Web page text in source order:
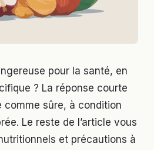
pour la santé, en
? La réponse courte
comme sûre, à condition
Le reste de l’article vous
et précautions à